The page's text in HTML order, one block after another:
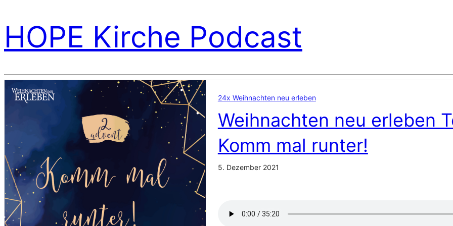
HOPE Kirche Podcast
24x Weihnachten neu erleben
Weihnachten neu erleben
Komm mal runter!
5. Dezember 2021